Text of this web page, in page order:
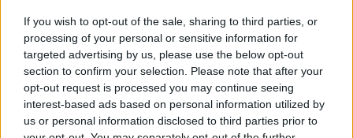
If you wish to opt-out of the sale, sharing to third parties, or
processing of your personal or sensitive information for
targeted advertising by us, please use the below opt-out
section to confirm your selection. Please note that after your
opt-out request is processed you may continue seeing
interest-based ads based on personal information utilized by
us or personal information disclosed to third parties prior to
05/08/2026 20:32